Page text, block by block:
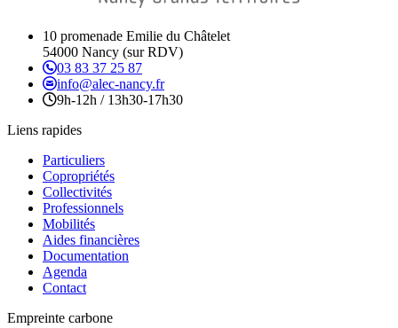
10 promenade Emilie du Châtelet
54000 Nancy (sur RDV)
03 83 37 25 87
info@alec-nancy.fr
9h-12h / 13h30-17h30
Liens rapides
Particuliers
Copropriétés
Collectivités
Professionnels
Mobilités
Aides financières
Documentation
Agenda
Contact
Empreinte carbone